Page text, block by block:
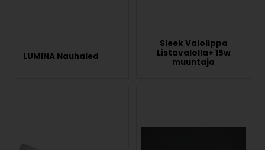
LUMINA Nauhaled
Sleek Valolippa
Listavalolla+ 15w
muuntaja